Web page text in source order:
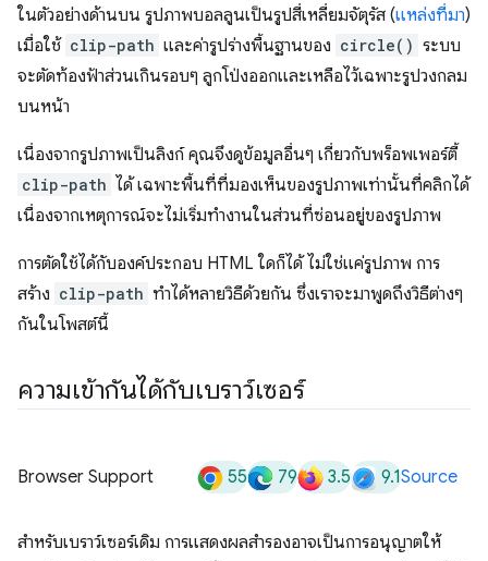
ในตัวอย่างด้านบน รูปภาพบอลลูนเป็นรูปสี่เหลี่ยมจัตุรัส (แหล่งที่มา)
เมื่อใช้ clip-path และค่ารูปร่างพื้นฐานของ circle() ระบบ
จะตัดท้องฟ้าส่วนเกินรอบๆ ลูกโป่งออกและเหลือไว้เฉพาะรูปวงกลม
บนหน้า
เนื่องจากรูปภาพเป็นลิงก์ คุณจึงดูข้อมูลอื่นๆ เกี่ยวกับพร็อพเพอร์ตี้
clip-path ได้ เฉพาะพื้นที่ที่มองเห็นของรูปภาพเท่านั้นที่คลิกได้
เนื่องจากเหตุการณ์จะไม่เริ่มทํางานในส่วนที่ซ่อนอยู่ของรูปภาพ
การตัดใช้ได้กับองค์ประกอบ HTML ใดก็ได้ ไม่ใช่แค่รูปภาพ การ
สร้าง clip-path ทำได้หลายวิธีด้วยกัน ซึ่งเราจะมาพูดถึงวิธีต่างๆ
กันในโพสต์นี้
ความเข้ากันได้กับเบราว์เซอร์
Browser Support 55 79 3.5 9.1Source
สําหรับเบราว์เซอร์เดิม การแสดงผลสำรองอาจเป็นการอนุญาตให้